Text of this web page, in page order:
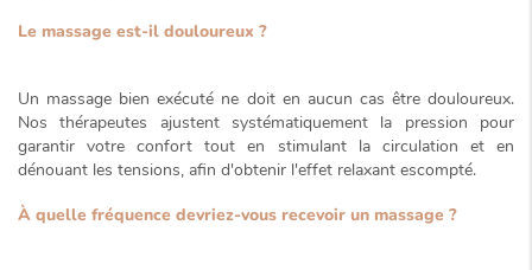
Le massage est-il douloureux ?
Un massage bien exécuté ne doit en aucun cas être douloureux.
Nos thérapeutes ajustent systématiquement la pression pour
garantir votre confort tout en stimulant la circulation et en
dénouant les tensions, afin d'obtenir l'effet relaxant escompté.
À quelle fréquence devriez-vous recevoir un massage ?